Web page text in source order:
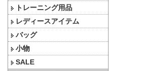
トレーニング用品
レディースアイテム
バッグ
小物
SALE